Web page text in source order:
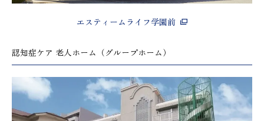
エスティームライフ学園前
認知症ケア 老人ホーム（グループホーム）